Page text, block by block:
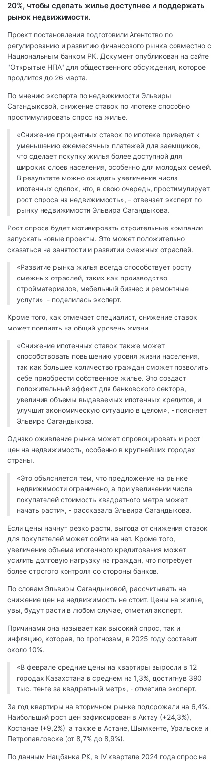
20%, чтобы сделать жилье доступнее и поддержать
рынок недвижимости.
Проект постановления подготовили Агентство по
регулированию и развитию финансового рынка совместно с
Национальным банком РК. Документ опубликован на сайте
"Открытые НПА" для общественного обсуждения, которое
продлится до 26 марта.
По мнению эксперта по недвижимости Эльвиры
Сагандыковой, снижение ставок по ипотеке способно
простимулировать спрос на жилье.
«Снижение процентных ставок по ипотеке приведет к
уменьшению ежемесячных платежей для заемщиков,
что сделает покупку жилья более доступной для
широких слоев населения, особенно для молодых семей.
В результате можно ожидать увеличения числа
ипотечных сделок, что, в свою очередь, простимулирует
рост спроса на недвижимость», – отвечает эксперт по
рынку недвижимости Эльвира Сагандыкова.
Рост спроса будет мотивировать строительные компании
запускать новые проекты. Это может положительно
сказаться на занятости и развитии смежных отраслей.
«Развитие рынка жилья всегда способствует росту
смежных отраслей, таких как производство
стройматериалов, мебельный бизнес и ремонтные
услуги», - поделилась эксперт.
Кроме того, как отмечает специалист, снижение ставок
может повлиять на общий уровень жизни.
«Снижение ипотечных ставок также может
способствовать повышению уровня жизни населения,
так как большее количество граждан сможет позволить
себе приобрести собственное жилье. Это создаст
положительный эффект для банковского сектора,
увеличив объемы выдаваемых ипотечных кредитов, и
улучшит экономическую ситуацию в целом», - поясняет
Эльвира Сагандыкова.
Однако оживление рынка может спровоцировать и рост
цен на недвижимость, особенно в крупнейших городах
страны.
«Это объясняется тем, что предложение на рынке
недвижимости ограничено, а при увеличении числа
покупателей стоимость квадратного метра может
начать расти», - рассказала Эльвира Сагандыкова.
Если цены начнут резко расти, выгода от снижения ставок
для покупателей может сойти на нет. Кроме того,
увеличение объема ипотечного кредитования может
усилить долговую нагрузку на граждан, что потребует
более строгого контроля со стороны банков.
По словам Эльвиры Сагандыковой, рассчитывать на
снижение цен на недвижимость не стоит. Цены на жилье,
увы, будут расти в любом случае, отметил эксперт.
Причинами она называет как высокий спрос, так и
инфляцию, которая, по прогнозам, в 2025 году составит
около 10%.
«В феврале средние цены на квартиры выросли в 12
городах Казахстана в среднем на 1,3%, достигнув 390
тыс. тенге за квадратный метр», - отметила эксперт.
За год квартиры на вторичном рынке подорожали на 6,4%.
Наибольший рост цен зафиксирован в Актау (+24,3%),
Костанае (+9,2%), а также в Астане, Шымкенте, Уральске и
Петропавловске (от 8,7% до 8,9%).
По данным Нацбанка РК, в IV квартале 2024 года спрос на